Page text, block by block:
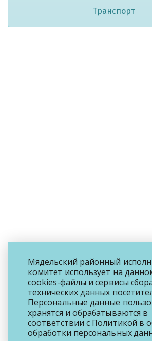
Транспорт
Мядельский районный
комитет использует на
cookies-файлы и сервисы
технических данных
Персональные данные
хранятся и обрабатываются в
соответствии с Политикой в
обработки персональных